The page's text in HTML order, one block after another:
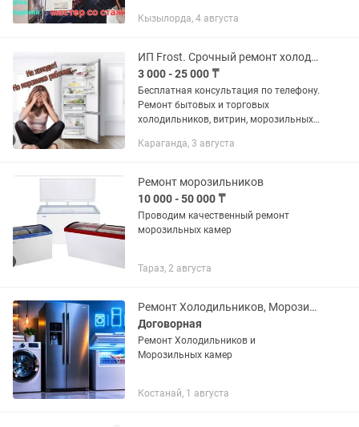
ремонта ДО начала ремонта, не
Кызылорда, 4 августа
ИП Frost. Срочный ремонт холодильников любой сложности на дому. Гарантия.
3 000 - 25 000 ₸
Бесплатная консультация по телефону.
Ремонт бытовых и торговых
холодильников, витрин, морозильных
день подачи заявки. Быстро и
Караганда, 3 августа
Ремонт морозильников
10 000 - 50 000 ₸
Проводим качественный ремонт
морозильных камер
Тараз, 2 августа
Ремонт Холодильников, Морозильных камер
Договорная
Ремонт Холодильников и
Морозильных камер
Костанай, 1 августа